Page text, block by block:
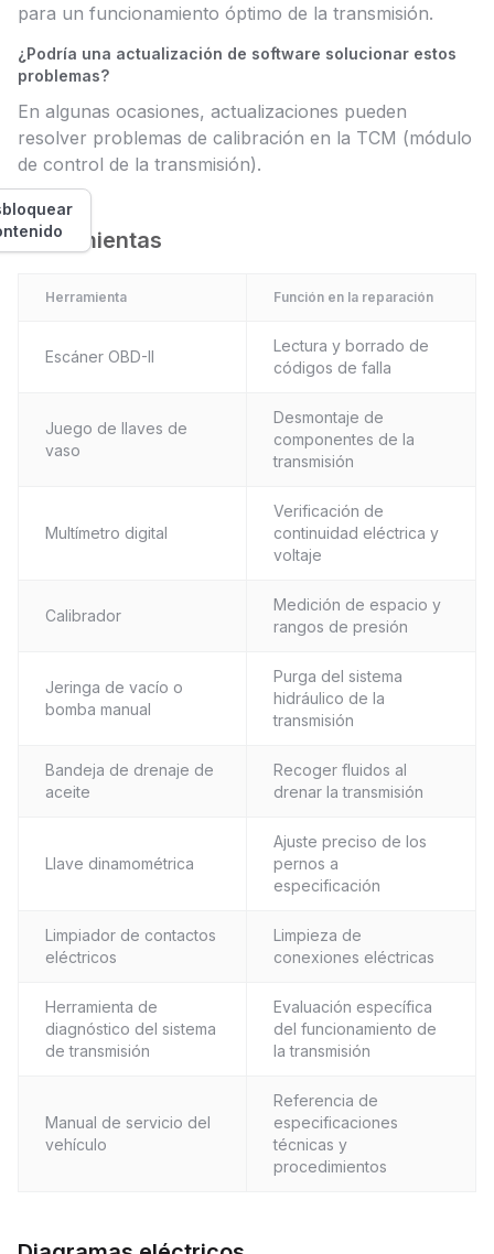
para un funcionamiento óptimo de la transmisión.
¿Podría una actualización de software solucionar estos
problemas?
En algunas ocasiones, actualizaciones pueden
resolver problemas de calibración en la TCM (módulo
de control de la transmisión).
Herramientas
Herramienta Función en la reparación
Escáner OBD-II
Lectura y borrado de
códigos de falla
Juego de llaves de
vaso
Desmontaje de
componentes de la
transmisión
Multímetro digital
Verificación de
continuidad eléctrica y
voltaje
Calibrador
Medición de espacio y
rangos de presión
Jeringa de vacío o
bomba manual
Purga del sistema
hidráulico de la
transmisión
Bandeja de drenaje de
aceite
Recoger fluidos al
drenar la transmisión
Llave dinamométrica
Ajuste preciso de los
pernos a
especificación
Limpiador de contactos
eléctricos
Limpieza de
conexiones eléctricas
Herramienta de
diagnóstico del sistema
de transmisión
Evaluación específica
del funcionamiento de
la transmisión
Manual de servicio del
vehículo
Referencia de
especificaciones
técnicas y
procedimientos